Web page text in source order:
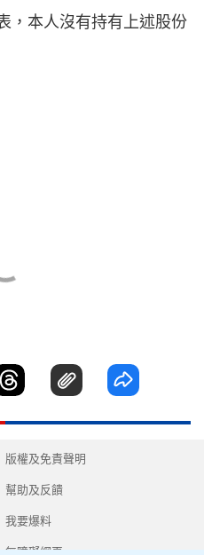
本人沒有持有上述股份​​
版權及免責聲明
幫助及反饋
我要爆料
無障礙網頁